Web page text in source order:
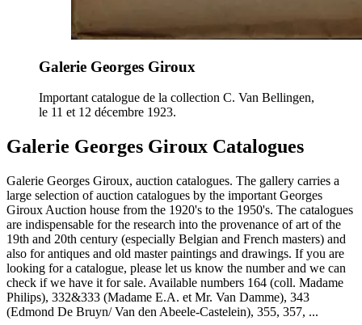
Galerie Georges Giroux
Important catalogue de la collection C. Van Bellingen,
le 11 et 12 décembre 1923.
Galerie Georges Giroux Catalogues
Galerie Georges Giroux, auction catalogues. The gallery carries a
large selection of auction catalogues by the important Georges
Giroux Auction house from the 1920's to the 1950's. The catalogues
are indispensable for the research into the provenance of art of the
19th and 20th century (especially Belgian and French masters) and
also for antiques and old master paintings and drawings. If you are
looking for a catalogue, please let us know the number and we can
check if we have it for sale. Available numbers 164 (coll. Madame
Philips), 332&333 (Madame E.A. et Mr. Van Damme), 343
(Edmond De Bruyn/ Van den Abeele-Castelein), 355, 357, ...